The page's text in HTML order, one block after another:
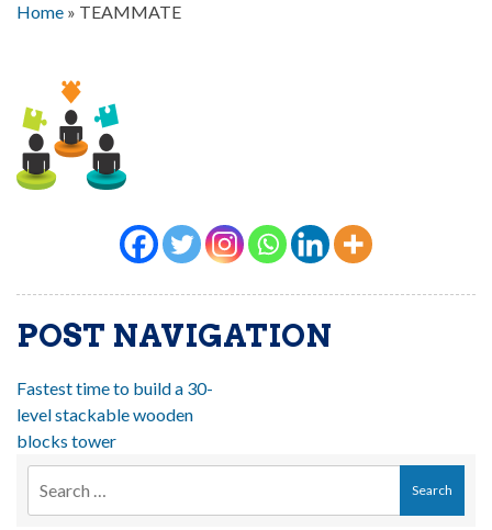
Home » TEAMMATE
POST NAVIGATION
Fastest time to build a 30-
level stackable wooden
blocks tower